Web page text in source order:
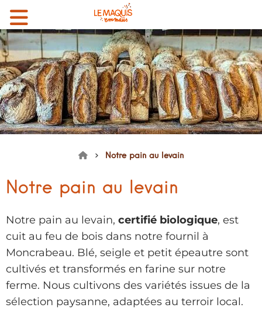
EMMAÜS le Maquis
Notre pain au levain
Notre pain au levain
Notre pain au levain, certifié biologique, est
cuit au feu de bois dans notre fournil à
Moncrabeau. Blé, seigle et petit épeautre sont
cultivés et transformés en farine sur notre
ferme. Nous cultivons des variétés issues de la
sélection paysanne, adaptées au terroir local.